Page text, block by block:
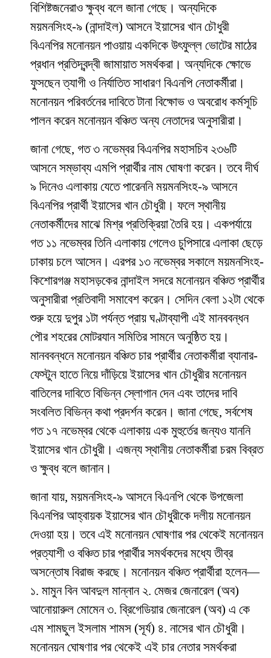
বিশিষ্টজনেরাও ক্ষুব্ধ বলে জানা গেছে। অন্যদিকে
ময়মনসিংহ-৯ (নান্দাইল) আসনে ইয়াসের খান চৌধুরী
বিএনপির মনোনয়ন পাওয়ায় একদিকে উৎফুল্ল ভোটের মাঠের
প্রধান প্রতিদ্বন্দ্বী জামায়াত সমর্থকরা। অন্যদিকে ক্ষোভে
ফুসছেন ত্যাগী ও নির্যাতিত সাধারণ বিএনপি নেতাকর্মীরা।
মনোনয়ন পরিবর্তনের দাবিতে টানা বিক্ষোভ ও অবরোধ কর্মসূচি
পালন করেন মনোনয়ন বঞ্চিত অন্য নেতাদের অনুসারীরা।
জানা গেছে, গত ৩ নভেম্বর বিএনপির মহাসচিব ২৩৬টি
আসনে সম্ভাব্য এমপি প্রার্থীর নাম ঘোষণা করেন। তবে দীর্ঘ
৯ দিনেও এলাকায় যেতে পারেননি ময়মনসিংহ-৯ আসনে
বিএনপির প্রার্থী ইয়াসের খান চৌধুরী। ফলে স্থানীয়
নেতাকর্মীদের মাঝে মিশ্র প্রতিক্রিয়া তৈরি হয়। একপর্যায়ে
গত ১১ নভেম্বর তিনি এলাকায় গেলেও চুপিসারে এলাকা ছেড়ে
ঢাকায় চলে আসেন। এরপর ১৩ নভেম্বর সকালে ময়মনসিংহ-
কিশোরগঞ্জ মহাসড়কের নান্দাইল সদরে মনোনয়ন বঞ্চিত প্রার্থীর
অনুসারীরা প্রতিবাদী সমাবেশ করেন। সেদিন বেলা ১২টা থেকে
শুরু হয়ে দুপুর ১টা পর্যন্ত প্রায় ঘণ্টাব্যাপী এই মানববন্ধন
পৌর শহরের মোটরযান সমিতির সামনে অনুষ্ঠিত হয়।
মানববন্ধনে মনোনয়ন বঞ্চিত চার প্রার্থীর নেতাকর্মীরা ব্যানার-
ফেস্টুন হাতে নিয়ে দাঁড়িয়ে ইয়াসের খান চৌধুরীর মনোনয়ন
বাতিলের দাবিতে বিভিন্ন স্লোগান দেন এবং তাদের দাবি
সংবলিত বিভিন্ন কথা প্রদর্শন করেন। জানা গেছে, সর্বশেষ
গত ১৭ নভেম্বর থেকে এলাকায় এক মুহুর্তের জন্যও যাননি
ইয়াসের খান চৌধুরী। এজন্য স্থানীয় নেতাকর্মীরা চরম বিব্রত
ও ক্ষুব্ধ বলে জানান।
জানা যায়, ময়মনসিংহ-৯ আসনে বিএনপি থেকে উপজেলা
বিএনপির আহ্বায়ক ইয়াসের খান চৌধুরীকে দলীয় মনোনয়ন
দেওয়া হয়। তবে এই মনোনয়ন ঘোষণার পর থেকেই মনোনয়ন
প্রত্যাশী ও বঞ্চিত চার প্রার্থীর সমর্থকদের মধ্যে তীব্র
অসন্তোষ বিরাজ করছে। মনোনয়ন বঞ্চিত প্রার্থীরা হলেন—
১. মামুন বিন আবদুল মান্নান ২. মেজর জেনারেল (অব)
আনোয়ারুল মোমেন ৩. ব্রিগেডিয়ার জেনারেল (অব) এ কে
এম শামছুল ইসলাম শামস (সূর্য) ৪. নাসের খান চৌধুরী।
মনোনয়ন ঘোষণার পর থেকেই এই চার নেতার সমর্থকরা